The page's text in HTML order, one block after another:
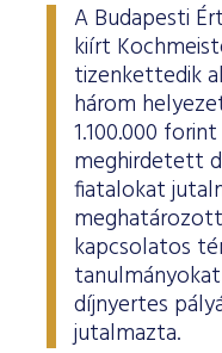
A Budapesti
kiírt
tizenkettedik
három
1.100.000
meghirdetett
fiatalokat
kapcsolatos
díjnyertes
jutalmazta.